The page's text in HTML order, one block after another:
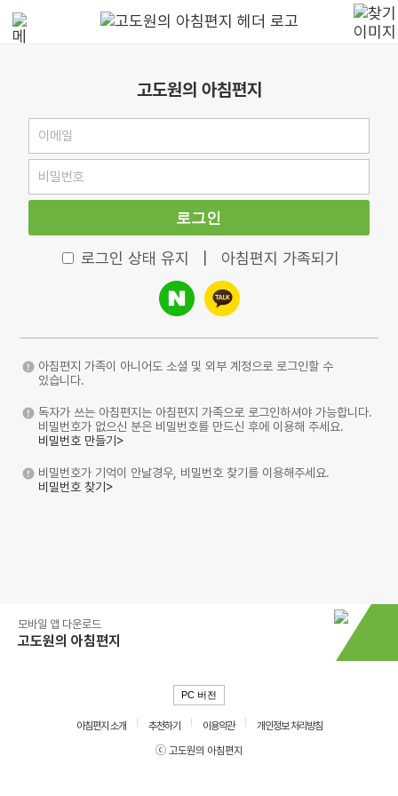
고도원의 아침편지
로그인
로그인 상태 유지 아침편지 가족되기
아침편지 가족이 아니어도 소셜 및 외부 계정으로 로그인할 수
있습니다.
독자가 쓰는 아침편지는 아침편지 가족으로 로그인하셔야 가능합니다.
비밀번호가 없으신 분은 비밀번호를 만드신 후에 이용해 주세요.
비밀번호 만들기>
비밀번호가 기억이 안날경우, 비밀번호 찾기를 이용해주세요.
비밀번호 찾기>
모바일 앱 다운로드
고도원의 아침편지
PC 버전
아침편지 소개 추천하기 이용약관
개인정보 처리방침
ⓒ 고도원의 아침편지